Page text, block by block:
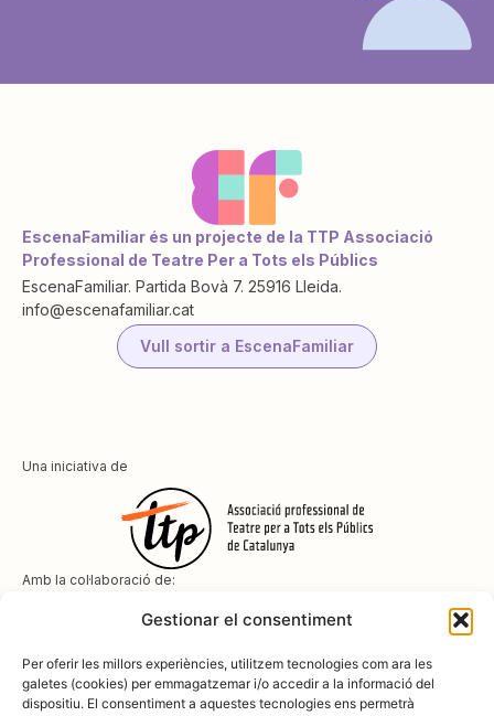
Gestionar el consentiment
Per oferir les millors experiències, utilitzem tecnologies com ara les
galetes (cookies) per emmagatzemar i/o accedir a la informació del
dispositiu. El consentiment a aquestes tecnologies ens permetrà
EscenaFamiliar és un projecte de la TTP Associació
Professional de Teatre Per a Tots els Públics
EscenaFamiliar. Partida Bovà 7. 25916 Lleida.
info@escenafamiliar.cat
Vull sortir a EscenaFamiliar
Una iniciativa de
Amb la col·laboració de: